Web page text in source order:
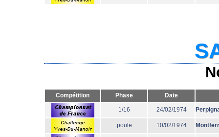
Compétition Phase Date
1/16 24/02/1974
poule 10/02/1974